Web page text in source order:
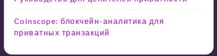
Coinscope: блокчейн-аналитика для
приватных транзакций